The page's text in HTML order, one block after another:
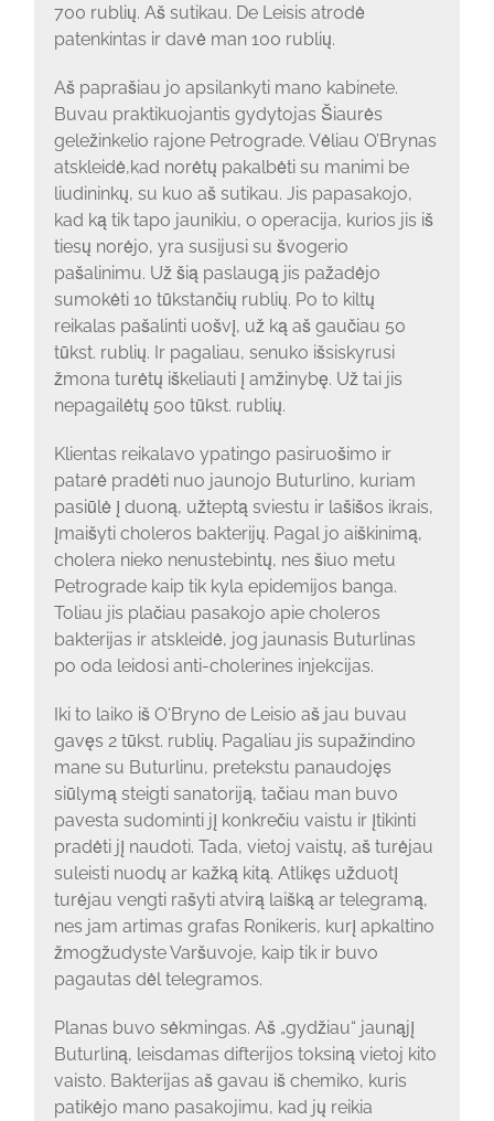
700 rublių. Aš sutikau. De Leisis atrodė
patenkintas ir davė man 100 rublių.
Aš paprašiau jo apsilankyti mano kabinete.
Buvau praktikuojantis gydytojas Šiaurės
geležinkelio rajone Petrograde. Vėliau O’Brynas
atskleidė,kad norėtų pakalbėti su manimi be
liudininkų, su kuo aš sutikau. Jis papasakojo,
kad ką tik tapo jaunikiu, o operacija, kurios jis iš
tiesų norėjo, yra susijusi su švogerio
pašalinimu. Už šią paslaugą jis pažadėjo
sumokėti 10 tūkstančių rublių. Po to kiltų
reikalas pašalinti uošvį, už ką aš gaučiau 50
tūkst. rublių. Ir pagaliau, senuko išsiskyrusi
žmona turėtų iškeliauti į amžinybę. Už tai jis
nepagailėtų 500 tūkst. rublių.
Klientas reikalavo ypatingo pasiruošimo ir
patarė pradėti nuo jaunojo Buturlino, kuriam
pasiūlė į duoną, užteptą sviestu ir lašišos ikrais,
įmaišyti choleros bakterijų. Pagal jo aiškinimą,
cholera nieko nenustebintų, nes šiuo metu
Petrograde kaip tik kyla epidemijos banga.
Toliau jis plačiau pasakojo apie choleros
bakterijas ir atskleidė, jog jaunasis Buturlinas
po oda leidosi anti-cholerines injekcijas.
Iki to laiko iš O‘Bryno de Leisio aš jau buvau
gavęs 2 tūkst. rublių. Pagaliau jis supažindino
mane su Buturlinu, pretekstu panaudojęs
siūlymą steigti sanatoriją, tačiau man buvo
pavesta sudominti jį konkrečiu vaistu ir įtikinti
pradėti jį naudoti. Tada, vietoj vaistų, aš turėjau
suleisti nuodų ar kažką kitą. Atlikęs užduotį
turėjau vengti rašyti atvirą laišką ar telegramą,
nes jam artimas grafas Ronikeris, kurį apkaltino
žmogžudyste Varšuvoje, kaip tik ir buvo
pagautas dėl telegramos.
Planas buvo sėkmingas. Aš „gydžiau“ jaunąjį
Buturliną, leisdamas difterijos toksiną vietoj kito
vaisto. Bakterijas aš gavau iš chemiko, kuris
patikėjo mano pasakojimu, kad jų reikia